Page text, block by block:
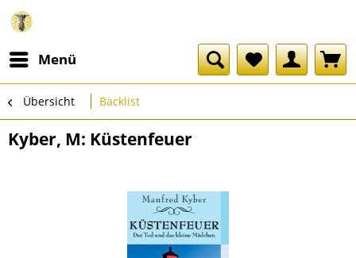
Menü
Übersicht Backlist
Kyber, M: Küstenfeuer